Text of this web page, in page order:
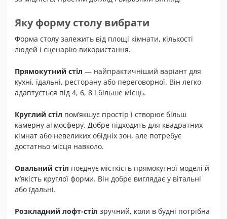
Яку форму столу вибрати
Форма столу залежить від площі кімнати, кількості
людей і сценарію використання.
Прямокутний стіл — найпрактичніший варіант для
кухні, їдальні, ресторану або переговорної. Він легко
адаптується під 4, 6, 8 і більше місць.
Круглий стіл пом’якшує простір і створює більш
камерну атмосферу. Добре підходить для квадратних
кімнат або невеликих обідніх зон, але потребує
достатньо місця навколо.
Овальний стіл поєднує місткість прямокутної моделі й
м’якість круглої форми. Він добре виглядає у вітальні
або їдальні.
Розкладний лофт-стіл зручний, коли в будні потрібна